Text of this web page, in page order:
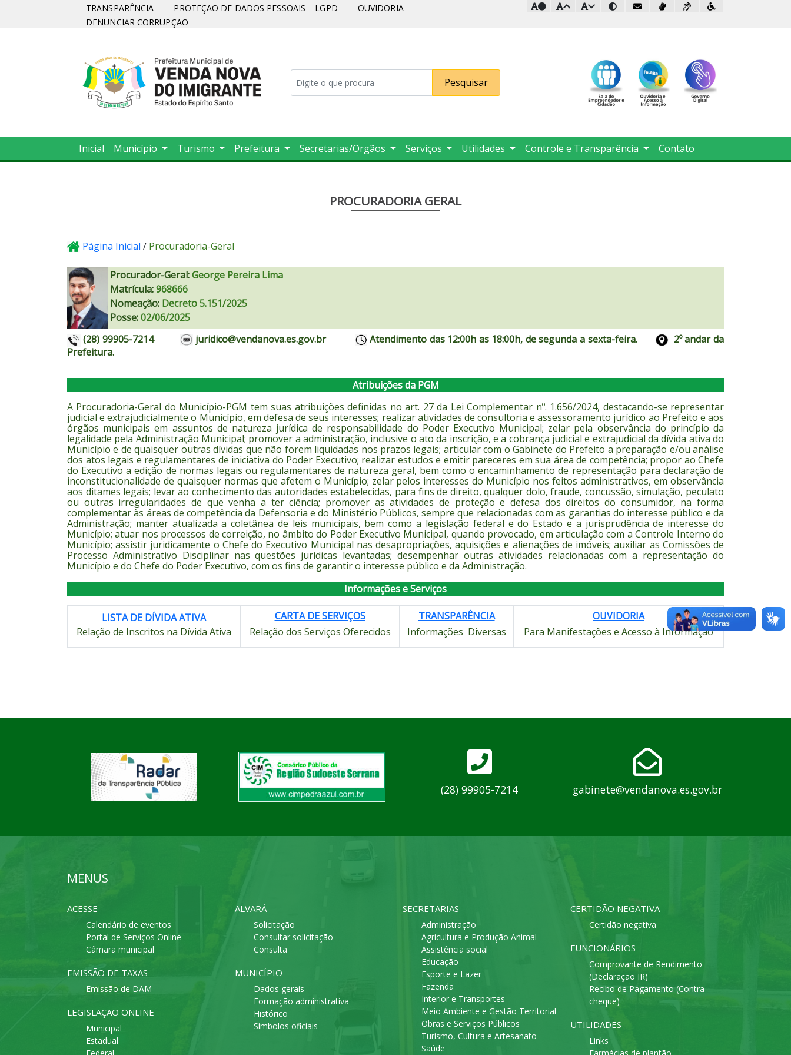
TRANSPARÊNCIA PROTEÇÃO DE DADOS PESSOAIS – LGPD
OUVIDORIA
DENUNCIAR CORRUPÇÃO
Pesquisar
Inicial Município Turismo Prefeitura Secretarias/Orgãos Serviços Utilidades Controle e Transparência Contato
PROCURADORIA GERAL
Página Inicial / Procuradoria-Geral
Procurador-Geral: George Pereira Lima
Matrícula: 968666
Nomeação: Decreto 5.151/2025
Posse:02/06/2025
(28) 99905-7214
juridico@vendanova.es.gov.br Atendimento das 12:00h as 18:00h, de segunda a sexta-feira.
2º andar da
Prefeitura.
Atribuições da PGM
A Procuradoria-Geral do Município-PGM tem suas atribuições definidas no art. 27 da Lei Complementar nº. 1.656/2024, destacando-se representar
judicial e extrajudicialmente o Município, em defesa de seus interesses; realizar atividades de consultoria e assessoramento jurídico ao Prefeito e aos
órgãos municipais em assuntos de natureza jurídica de responsabilidade do Poder Executivo Municipal; zelar pela observância do princípio da
legalidade pela Administração Municipal; promover a administração, inclusive o ato da inscrição, e a cobrança judicial e extrajudicial da dívida ativa do
Município e de quaisquer outras dívidas que não forem liquidadas nos prazos legais; articular com o Gabinete do Prefeito a preparação e/ou análise
dos atos legais e regulamentares de iniciativa do Poder Executivo; realizar estudos e emitir pareceres em sua área de competência; propor ao Chefe
do Executivo a edição de normas legais ou regulamentares de natureza geral, bem como o encaminhamento de representação para declaração de
inconstitucionalidade de quaisquer normas que afetem o Município; zelar pelos interesses do Município nos feitos administrativos, em observância
aos ditames legais; levar ao conhecimento das autoridades estabelecidas, para fins de direito, qualquer dolo, fraude, concussão, simulação, peculato
ou outras irregularidades de que venha a ter ciência; promover as atividades de proteção e defesa dos direitos do consumidor, na forma
complementar às áreas de competência da Defensoria e do Ministério Públicos, sempre que relacionadas com as garantias do interesse público e da
Administração; manter atualizada a coletânea de leis municipais, bem como a legislação federal e do Estado e a jurisprudência de interesse do
Município; atuar nos processos de correição, no âmbito do Poder Executivo Municipal, quando provocado, em articulação com a Controle Interno do
Município; assistir juridicamente o Chefe do Executivo Municipal nas desapropriações, aquisições e alienações de imóveis; auxiliar as Comissões de
Processo Administrativo Disciplinar nas questões jurídicas levantadas; desempenhar outras atividades relacionadas com a representação do
Município e do Chefe do Poder Executivo, com os fins de garantir o interesse público e da Administração.
Informações e Serviços
LISTA DE DÍVIDA ATIVA
Relação de Inscritos na Dívida Ativa
CARTA DE SERVIÇOS
Relação dos Serviços Oferecidos
TRANSPARÊNCIA
Informações Diversas
OUVIDORIA
Para Manifestações e Acesso à Informação
(28) 99905-7214 gabinete@vendanova.es.gov.br
MENUS
ACESSE
Calendário de eventos
Portal de Serviços Online
Câmara municipal
EMISSÃO DE TAXAS
Emissão de DAM
LEGISLAÇÃO ONLINE
Municipal
Estadual
Federal
ALVARÁ
Solicitação
Consultar solicitação
Consulta
MUNICÍPIO
Dados gerais
Formação administrativa
Histórico
Símbolos oficiais
SECRETARIAS
Administração
Agricultura e Produção Animal
Assistência social
Educação
Esporte e Lazer
Fazenda
Interior e Transportes
Meio Ambiente e Gestão Territorial
Obras e Serviços Públicos
Turismo, Cultura e Artesanato
Saúde
CERTIDÃO NEGATIVA
Certidão negativa
FUNCIONÁRIOS
Comprovante de Rendimento
(Declaração IR)
Recibo de Pagamento (Contra-
cheque)
UTILIDADES
Links
Farmácias de plantão